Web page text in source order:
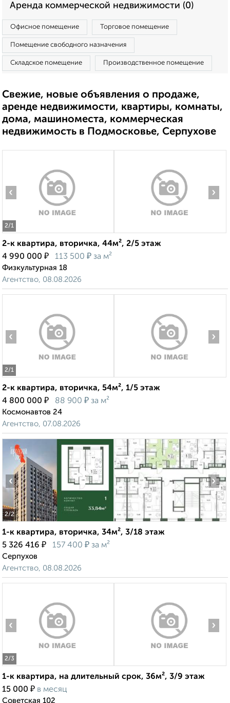
Аренда коммерческой недвижимости (0)
Офисное помещение Торговое помещение
Помещение свободного назначения
Складское помещение Производственное помещение
Свежие, новые объявления о продаже,
аренде недвижимости, квартиры, комнаты,
дома, машиноместа, коммерческая
недвижимость в Подмосковье, Серпухове
2/1
‹ ›
2-к квартира, вторичка, 44м², 2/5 этаж
4 990 000 ₽ 113 500 ₽ за м²
Физкультурная 18
Агентство, 08.08.2026
2/1
‹ ›
2-к квартира, вторичка, 54м², 1/5 этаж
4 800 000 ₽ 88 900 ₽ за м²
Космонавтов 24
Агентство, 07.08.2026
2/2
‹ ›
1-к квартира, вторичка, 34м², 3/18 этаж
5 326 416 ₽ 157 400 ₽ за м²
Серпухов
Агентство, 08.08.2026
2/3
‹ ›
1-к квартира, на длительный срок, 36м², 3/9 этаж
15 000 ₽ в месяц
Советская 102